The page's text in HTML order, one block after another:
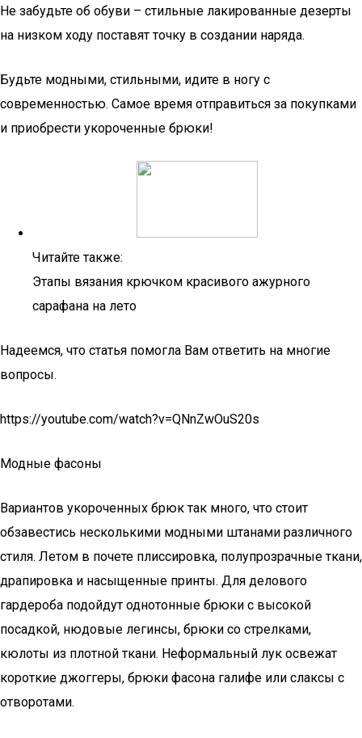
Не забудьте об обуви – стильные лакированные дезерты
на низком ходу поставят точку в создании наряда.
Будьте модными, стильными, идите в ногу с
современностью. Самое время отправиться за покупками
и приобрести укороченные брюки!
Читайте также:
Этапы вязания крючком красивого ажурного
сарафана на лето
Надеемся, что статья помогла Вам ответить на многие
вопросы.
https://youtube.com/watch?v=QNnZwOuS20s
Модные фасоны
Вариантов укороченных брюк так много, что стоит
обзавестись несколькими модными штанами различного
стиля. Летом в почете плиссировка, полупрозрачные ткани,
драпировка и насыщенные принты. Для делового
гардероба подойдут однотонные брюки с высокой
посадкой, нюдовые легинсы, брюки со стрелками,
кюлоты из плотной ткани. Неформальный лук освежат
короткие джоггеры, брюки фасона галифе или слаксы с
отворотами.